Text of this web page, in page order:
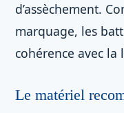
d’assèchement.
marquage, les
cohérence avec
Le matériel